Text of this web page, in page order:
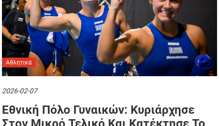
Αθλητικά
2026-02-07
Εθνική Πόλο Γυναικών: Κυριάρχησε